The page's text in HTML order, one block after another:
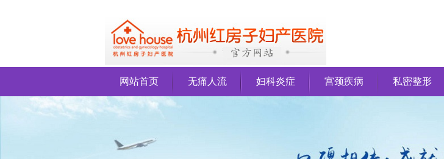
网站首页 无痛人流 妇科炎症 宫颈疾病 私密整形